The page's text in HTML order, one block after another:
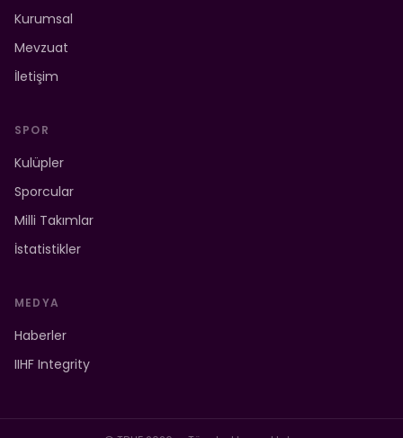
Kurumsal
Mevzuat
İletişim
SPOR
Kulüpler
Sporcular
Milli Takımlar
İstatistikler
MEDYA
Haberler
IIHF Integrity